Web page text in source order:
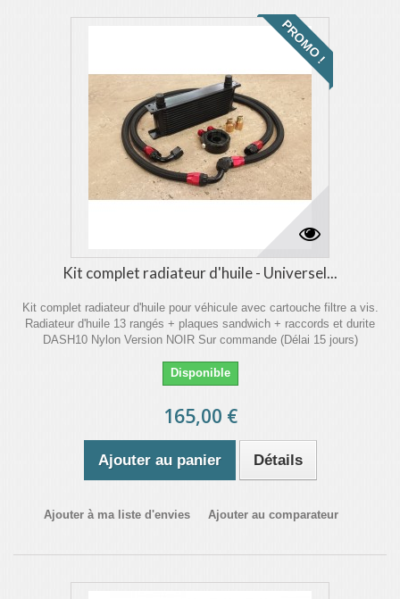
PROMO !
Kit complet radiateur d'huile - Universel...
Kit complet radiateur d'huile pour véhicule avec cartouche filtre a vis.
Radiateur d'huile 13 rangés + plaques sandwich + raccords et durite
DASH10 Nylon Version NOIR Sur commande (Délai 15 jours)
Disponible
165,00 €
Ajouter au panier Détails
Ajouter à ma liste d'envies Ajouter au comparateur